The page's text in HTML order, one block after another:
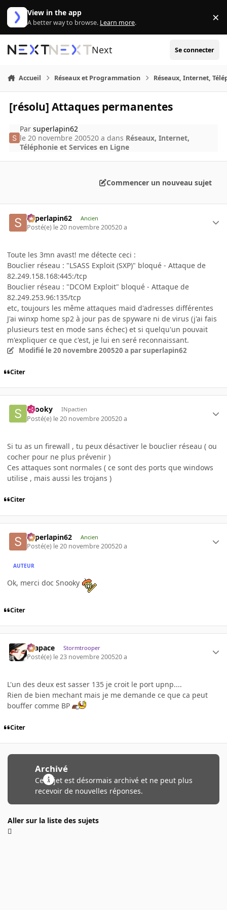
Aller au contenu
View in the app
A better way to browse. Learn more. ×
Next Se connecter
Accueil Réseaux et Programmation Réseaux, Internet,
[résolu] Attaques permanentes
Parsuperlapin62
le 20 novembre 200520 a dans Réseaux, Internet,
Téléphonie et Services en Ligne
Commencer un nouveau sujet
superlapin62 Ancien
Posté(e) le 20 novembre 200520 a
Toute les 3mn avast! me détecte ceci :
Bouclier réseau : "LSASS Exploit (SXP)" bloqué - Attaque de
82.249.158.168:445:/tcp
Bouclier réseau : "DCOM Exploit" bloqué - Attaque de
82.249.253.96:135/tcp
etc, toujours les même attaques maid d'adresses différentes
J'ai winxp home sp2 à jour pas de spyware ni de virus (j'ai fais
plusieurs test en mode sans échec) et si quelqu'un pouvait
m'expliquer ce que c'est, je lui en seré reconnaissant.
Modifié le 20 novembre 200520 a par superlapin62
Citer
snooky INpactien
Posté(e) le 20 novembre 200520 a
Si tu as un firewall , tu peux désactiver le bouclier réseau ( ou
cocher pour ne plus prévenir )
Ces attaques sont normales ( ce sont des ports que windows
utilise , mais aussi les trojans )
Citer
superlapin62 Ancien
Posté(e) le 20 novembre 200520 a
AUTEUR
Ok, merci doc Snooky
Citer
Krapace Stormtrooper
Posté(e) le 23 novembre 200520 a
L'un des deux est sasser 135 je croit le port upnp....
Rien de bien mechant mais je me demande ce que ca peut
bouffer comme BP
Citer
Archivé
Ce sujet est désormais archivé et ne peut plus
recevoir de nouvelles réponses.
Aller sur la liste des sujets